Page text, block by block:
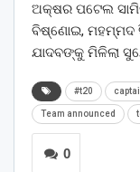
ଅକ୍ଷର ପଟେଲ
ବିଷ୍ଣୋଇ, ମହମ୍ମଦ
ଯାଦବଙ୍କୁ ମିଳିଲା
#t20
Team announced
0